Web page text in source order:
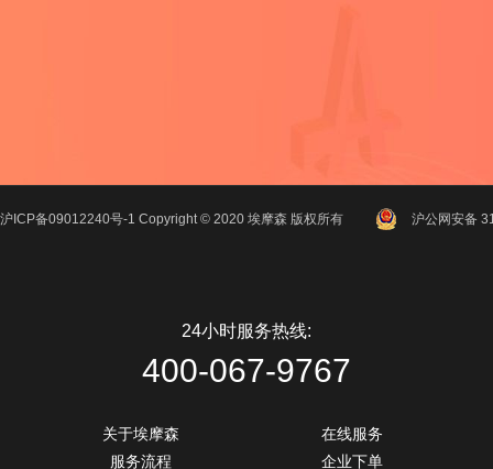
沪ICP备09012240号-1 Copyright © 2020 埃摩森 版权所有 沪公网安备
24小时服务热线:
400-067-9767
关于埃摩森
服务流程
在线服务
企业下单